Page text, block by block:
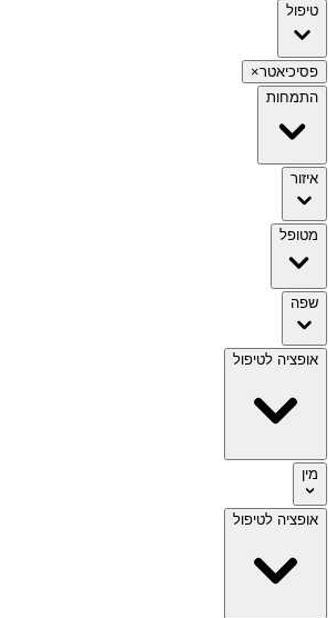
טיפול
פסיכיאטר×
התמחות
איזור
מטופל
שפה
אופציה לטיפול
מין
אופציה לטיפול